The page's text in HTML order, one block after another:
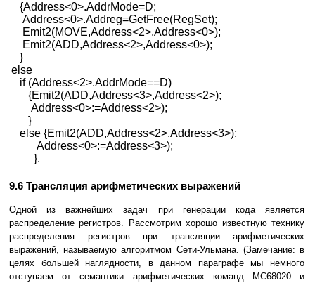
{Address<0>.AddrMode=D;
Address<0>.Addreg=GetFree(RegSet);
Emit2(MOVE,Address<2>,Address<0>);
Emit2(ADD,Address<2>,Address<0>);
}
else
if (Address<2>.AddrMode==D)
{Emit2(ADD,Address<3>,Address<2>);
Address<0>:=Address<2>);
}
else {Emit2(ADD,Address<2>,Address<3>);
Address<0>:=Address<3>);
}.
9.6 Трансляция арифметических выражений
Одной из важнейших задач при генерации кода является
распределение регистров. Рассмотрим хорошо известную технику
распределения регистров при трансляции арифметических
выражений, называемую алгоритмом Сети-Ульмана. (Замечание: в
целях большей наглядности, в данном параграфе мы немного
отступаем от семантики арифметических команд MC68020 и